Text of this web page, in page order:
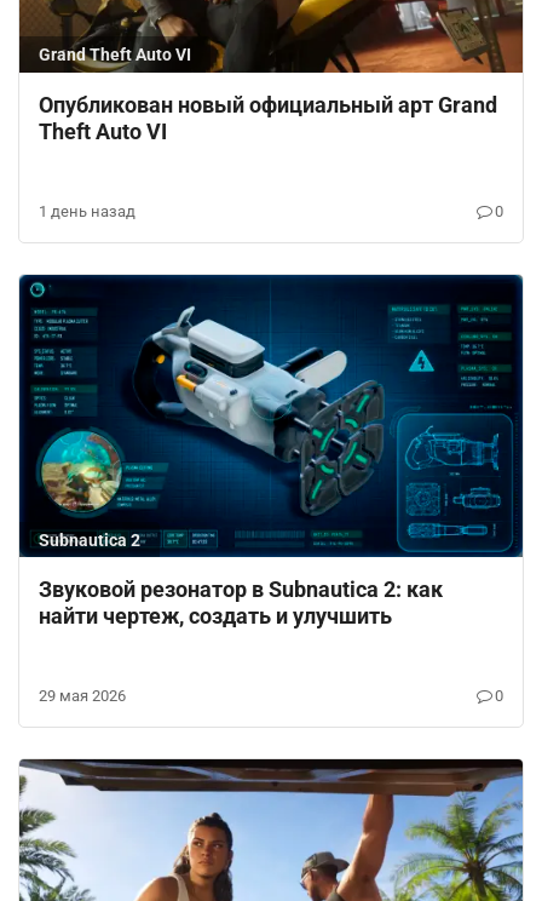
Grand Theft Auto VI
Опубликован новый официальный арт Grand
Theft Auto VI
1 день назад 0
Subnautica 2
Звуковой резонатор в Subnautica 2: как
найти чертеж, создать и улучшить
29 мая 2026 0